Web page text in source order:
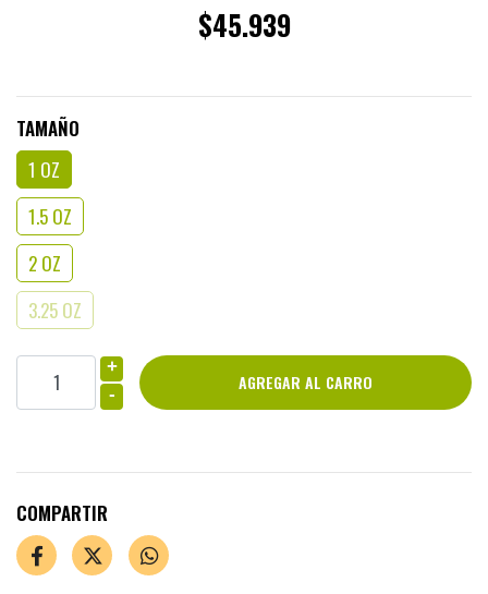
$45.939
TAMAÑO
1 OZ
1.5 OZ
2 OZ
3.25 OZ
+
-
COMPARTIR